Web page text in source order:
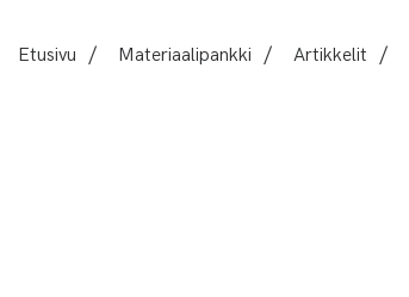
Etusivu / Materiaalipankki / Artikkelit /